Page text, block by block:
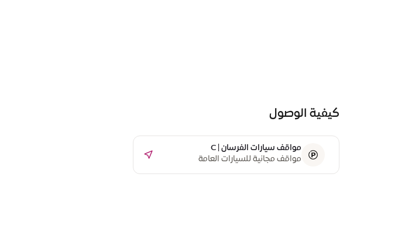
كيفية الوصول
مواقف سيارات الفرسان | C
مواقف مجانية للسيارات العامة